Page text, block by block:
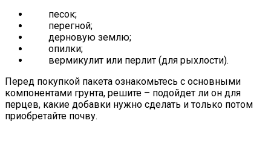
песок;
перегной;
дерновую землю;
опилки;
вермикулит или перлит (для рыхлости).
Перед покупкой пакета ознакомьтесь с основными
компонентами грунта, решите – подойдет ли он для
перцев, какие добавки нужно сделать и только потом
приобретайте почву.